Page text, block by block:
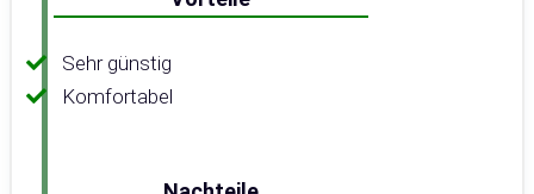
Sehr günstig
Komfortabel